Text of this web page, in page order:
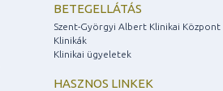
BETEGELLÁTÁS
Szent-Györgyi Albert Klinikai Központ
Klinikák
Klinikai ügyeletek
HASZNOS LINKEK